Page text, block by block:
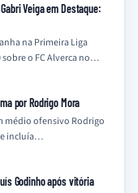
Veiga em Destaque:
na Primeira Liga
o FC Alverca no
por Rodrigo Mora
médio ofensivo Rodrigo
incluía…
Godinho após vitória